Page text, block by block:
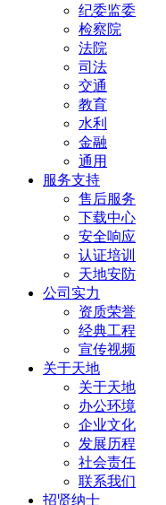
纪委监委
检察院
法院
司法
交通
教育
水利
金融
通用
服务支持
售后服务
下载中心
安全响应
认证培训
天地安防
公司实力
资质荣誉
经典工程
宣传视频
关于天地
关于天地
办公环境
企业文化
发展历程
社会责任
联系我们
招贤纳士